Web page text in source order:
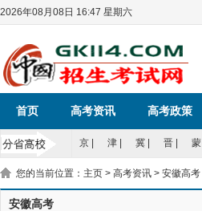
2026年08月08日 16:47 星期六
首页 高考资讯 高考政策
京| 津| 冀| 晋| 蒙|
您的当前位置： 主页 > 高考资讯 > 安徽高考
安徽高考